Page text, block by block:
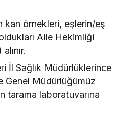
kan örnekleri, eşlerin/eş
oldukları Aile Hekimliği
İl Sağlık Müdürlüklerince
Genel Müdürlüğümüz
tarama laboratuvarına